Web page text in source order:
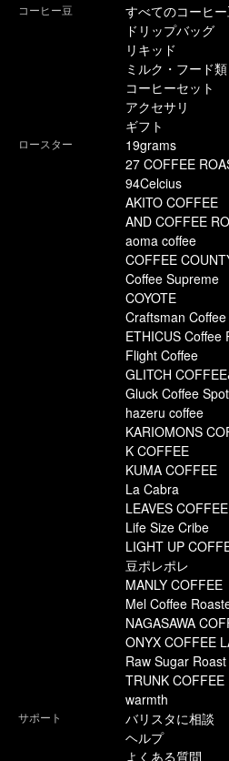
コーヒー豆
すべてのコーヒ
ドリップバッグ
リキッド
ミルク・フード類
コーヒーセット
アクセサリ
ギフト
ロースター
19grams
27 COFFEE
94Celcius
AKITO COFFEE
AND COFFEE
aoma coffee
COFFEE
Coffee Supreme
COYOTE
Craftsman
ETHICUS Coffee
Flight Coffee
GLITCH
Gluck Coffee Spot
hazeru coffee
KARIOMONS
K COFFEE
KUMA COFFEE
La Cabra
LEAVES
Life Size Cribe
LIGHT UP
豆ポレポレ
MANLY COFFEE
Mel Coffee
NAGASAWA
ONYX COFFEE
Raw Sugar Roast
TRUNK COFFEE
warmth
サポート
バリスタに相談
ヘルプ
よくある質問